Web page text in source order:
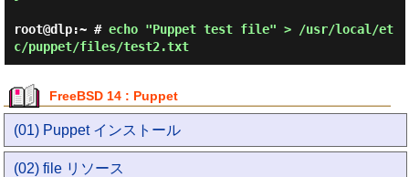
root@dlp:~ # echo "Puppet test file" > /usr/local/et
c/puppet/files/test2.txt
FreeBSD 14 : Puppet
(01) Puppet インストール
(02) file リソース